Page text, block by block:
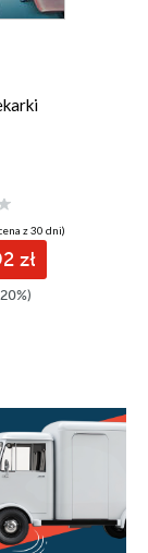
z 30 dni)
zł